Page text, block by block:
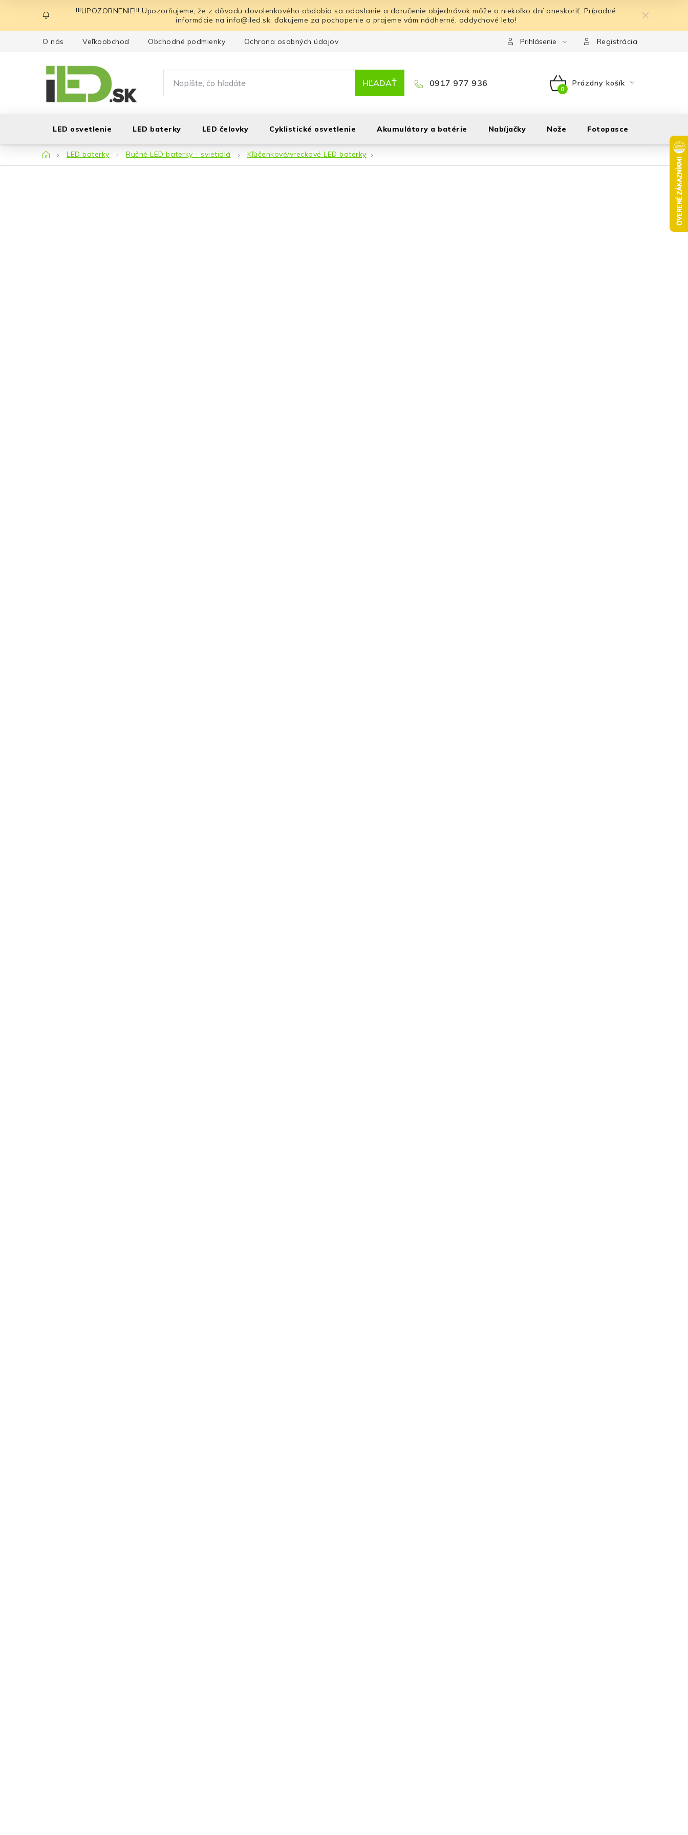
obsah
!!!UPOZORNENIE!!! Upozorňujeme, že z dôvodu dovolenkového obdobia sa odoslanie a doručenie objednávok môže o niekoľko dní oneskoriť. Prípadné
informácie na info@iled.sk; ďakujeme za pochopenie a prajeme vám nádherné, oddychové leto!
O nás Veľkoobchod Obchodné podmienky Ochrana osobných údajov Prihlásenie Registrácia
HĽADAŤ 0917 977 936
NÁKUPNÝ
Prázdny košík
LED osvetlenie LED baterky LED čelovky Cyklistické osvetlenie Akumulátory a batérie Nabíjačky Nože Fotopasce
DomovLED baterky Ručné LED baterky - svietidlá Kľúčenkové/vreckové LED baterky